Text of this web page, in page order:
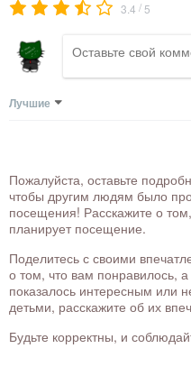
3.4 / 5
Лучшие
Пожалуйста, оставьте
чтобы другим людям было
посещения! Расскажите о том,
планирует посещение.
Поделитесь с своими
о том, что вам понравилось,
показалось интересным или
детьми, расскажите об их
Будьте корректны, и